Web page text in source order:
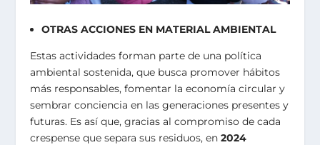
OTRAS ACCIONES EN MATERIAL AMBIENTAL
Estas actividades forman parte de una política
ambiental sostenida, que busca promover hábitos
más responsables, fomentar la economía circular y
sembrar conciencia en las generaciones presentes y
futuras. Es así que, gracias al compromiso de cada
crespense que separa sus residuos, en2024